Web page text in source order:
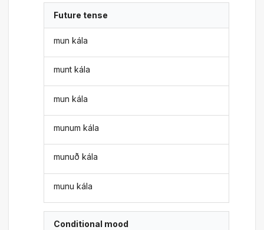
Future tense
mun kála
munt kála
mun kála
munum kála
munuð kála
munu kála
Conditional mood